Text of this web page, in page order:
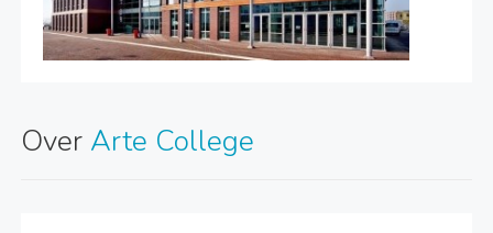
Over Arte College